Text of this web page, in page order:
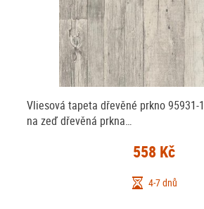
Vliesová tapeta dřevěné prkno
na zeď dřevěná prkna…
558 Kč
4-7 dnů